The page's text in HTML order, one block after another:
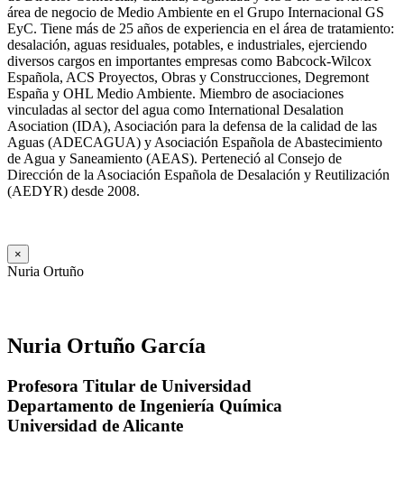
área de negocio de Medio Ambiente en el Grupo Internacional GS
EyC. Tiene más de 25 años de experiencia en el área de tratamiento:
desalación, aguas residuales, potables, e industriales, ejerciendo
diversos cargos en importantes empresas como Babcock-Wilcox
Española, ACS Proyectos, Obras y Construcciones, Degremont
España y OHL Medio Ambiente. Miembro de asociaciones
vinculadas al sector del agua como International Desalation
Asociation (IDA), Asociación para la defensa de la calidad de las
Aguas (ADECAGUA) y Asociación Española de Abastecimiento
de Agua y Saneamiento (AEAS). Perteneció al Consejo de
Dirección de la Asociación Española de Desalación y Reutilización
(AEDYR) desde 2008.
×
Nuria Ortuño
Nuria Ortuño García
Profesora Titular de Universidad
Departamento de Ingeniería Química
Universidad de Alicante